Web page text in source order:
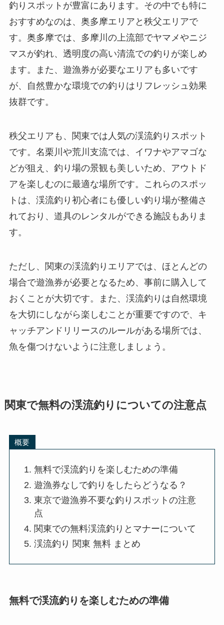
釣りスポットが豊富にあります。その中でも特に
おすすめなのは、奥多摩エリアと秩父エリアで
す。奥多摩では、多摩川の上流部でヤマメやニジ
マスが釣れ、透明度の高い清流での釣りが楽しめ
ます。また、遊漁券が必要なエリアも多いです
が、自然豊かな環境での釣りはリフレッシュ効果
抜群です。
秩父エリアも、関東では人気の渓流釣りスポット
です。名栗川や荒川支流では、イワナやアマゴな
どが狙え、釣り場の景観も美しいため、アウトド
アを楽しむのに最適な場所です。これらのスポッ
トは、渓流釣り初心者にも優しい釣り場が整備さ
れており、道具のレンタルができる施設もありま
す。
ただし、関東の渓流釣りエリアでは、ほとんどの
場合で遊漁券が必要となるため、事前に購入して
おくことが大切です。また、渓流釣りは自然環境
を大切にしながら楽しむことが重要ですので、キ
ャッチアンドリリースのルールがある場所では、
魚を傷つけないように注意しましょう。
関東で無料の渓流釣りについての注意点
概要
無料で渓流釣りを楽しむための準備
遊漁券なしで釣りをしたらどうなる？
東京で遊漁券不要な釣りスポットの注意
点
関東での無料渓流釣りとマナーについて
渓流釣り 関東 無料 まとめ
無料で渓流釣りを楽しむための準備